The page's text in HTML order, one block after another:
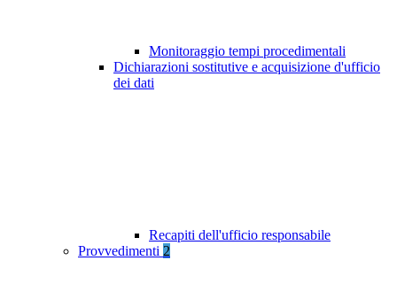
Monitoraggio tempi procedimentali
Dichiarazioni sostitutive e acquisizione d'ufficio
dei dati
Recapiti dell'ufficio responsabile
Provvedimenti 2